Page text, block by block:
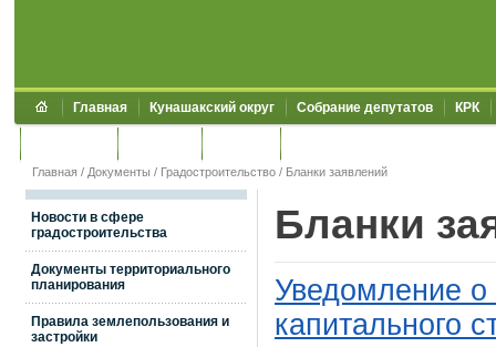
Главная Кунашакский округ Собрание депутатов КРК
Главная / Документы / Градостроительство / Бланки заявлений
Новости в сфере
градостроительства
Документы территориального
планирования
Правила землепользования и
застройки
Бланки
Уведомление
капитального